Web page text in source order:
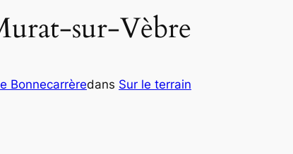
sur-Vèbre
Bonnecarrèredans Sur le terrain